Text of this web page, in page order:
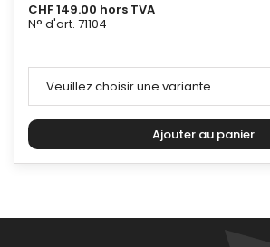
CHF 149.00 hors TVA
N° d'art. 71104